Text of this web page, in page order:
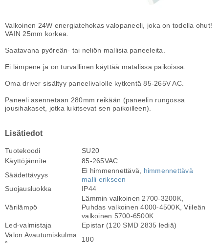
Valkoinen 24W energiatehokas valopaneeli, joka on todella ohut!
VAIN 25mm korkea.
Saatavana pyöreän- tai neliön mallisia paneeleita.
Ei lämpene ja on turvallinen käyttää matalissa paikoissa.
Oma driver sisältyy paneelivalolle kytkentä 85-265V AC.
Paneeli asennetaan 280mm reikään (paneelin rungossa
jousihakaset, jotka lukitsevat sen paikoilleen).
Lisätiedot
Tuotekoodi
SU20
Käyttöjännite
85-265VAC
Säädettävyys
Ei himmennettävä, himmennettävä
malli erikseen
Suojausluokka
IP44
Värilämpö
Lämmin valkoinen 2700-3200K,
Puhdas valkoinen 4000-4500K, Viileän
valkoinen 5700-6500K
Led-valmistaja
Epistar (120 SMD 2835 lediä)
Valon Avautumiskulma
°
180